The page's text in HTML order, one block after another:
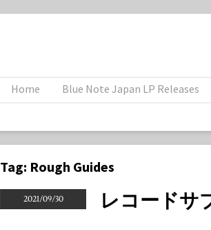
Home Blue Note Japan LP Releases
Tag: Rough Guides
2021/09/30 レコードサ